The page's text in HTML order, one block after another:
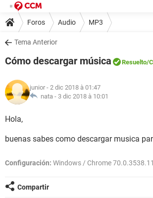
Foros Audio MP3
Tema Anterior
Cómo descargar música Resuelto/
junior - 2 dic 2018 à 01:47
nata - 3 dic 2018 à 10:01
Hola,
buenas sabes como descargar musica
Configuración: Windows / Chrome
Compartir